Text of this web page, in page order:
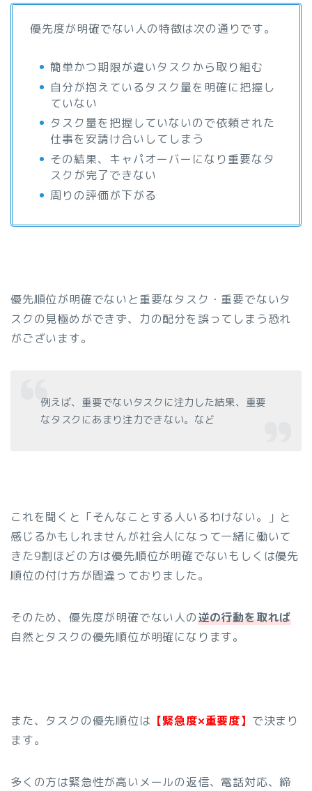
優先度が明確でない人の特徴は次の通りです。
簡単かつ期限が違いタスクから取り組む
自分が抱えているタスク量を明確に把握し
ていない
タスク量を把握していないので依頼された
仕事を安請け合いしてしまう
その結果、キャパオーバーになり重要なタ
スクが完了できない
周りの評価が下がる
優先順位が明確でないと重要なタスク・重要でないタ
スクの見極めができず、力の配分を誤ってしまう恐れ
がございます。
例えば、重要でないタスクに注力した結果、重要
なタスクにあまり注力できない。など
これを聞くと「そんなことする人いるわけない。」と
感じるかもしれませんが社会人になって一緒に働いて
きた9割ほどの方は優先順位が明確でないもしくは優先
順位の付け方が間違っておりました。
そのため、優先度が明確でない人の逆の行動を取れば
自然とタスクの優先順位が明確になります。
また、タスクの優先順位は 【緊急度×重要度】 で決まり
ます。
多くの方は緊急性が高いメールの返信、電話対応、締